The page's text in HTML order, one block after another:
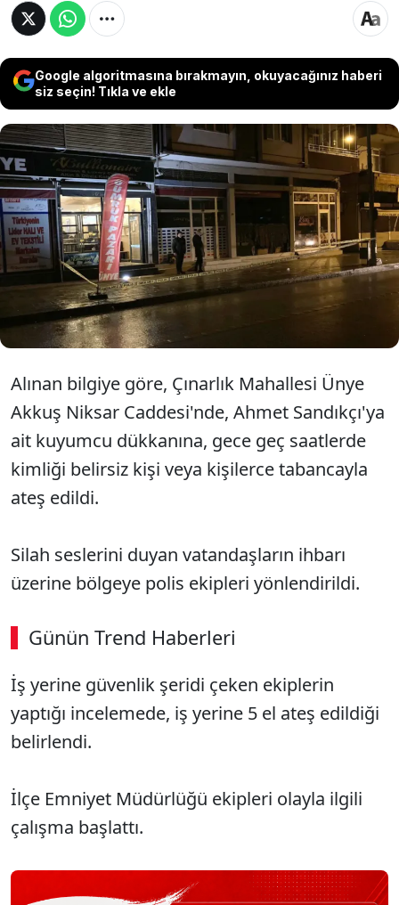
Google algoritmasına bırakmayın, okuyacağınız haberi
siz seçin! Tıkla ve ekle
Ordu'nun Ünye ilçesinde bir
kuyumcu dükkanı tabancayla
kurşunlandı.
Alınan bilgiye göre, Çınarlık Mahallesi Ünye
Akkuş Niksar Caddesi'nde, Ahmet Sandıkçı'ya
ait kuyumcu dükkanına, gece geç saatlerde
kimliği belirsiz kişi veya kişilerce tabancayla
ateş edildi.
Silah seslerini duyan vatandaşların ihbarı
üzerine bölgeye polis ekipleri yönlendirildi.
Günün Trend Haberleri
İş yerine güvenlik şeridi çeken ekiplerin
yaptığı incelemede, iş yerine 5 el ateş edildiği
belirlendi.
İlçe Emniyet Müdürlüğü ekipleri olayla ilgili
çalışma başlattı.